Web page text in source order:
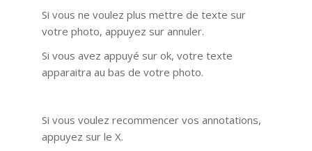
Si vous ne voulez plus mettre de texte sur
votre photo, appuyez sur annuler.
Si vous avez appuyé sur ok, votre texte
apparaitra au bas de votre photo.
Si vous voulez recommencer vos annotations,
appuyez sur le X.